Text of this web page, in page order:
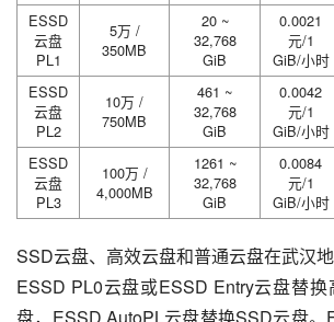
ESSD
云盘
PL1
5万 /
350MB
20 ~
32,768
GiB
0.0021
元/1
GiB/小时
ESSD
云盘
PL2
10万 /
750MB
461 ~
32,768
GiB
0.0042
元/1
GiB/小时
ESSD
云盘
PL3
100万 /
4,000MB
1261 ~
32,768
GiB
0.0084
元/1
GiB/小时
SSD云盘、高效云盘和普通云盘在武汉
ESSD PL0云盘或ESSD Entry云盘替
盘，ESSD AutoPL云盘替换SSD云盘。